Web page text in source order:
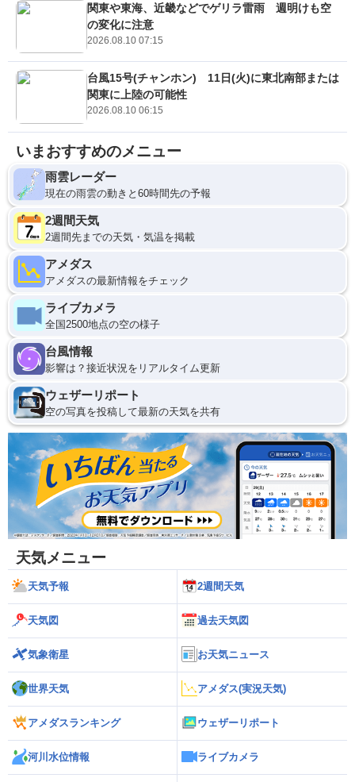
関東や東海、近畿などでゲリラ雷雨 週明けも空
の変化に注意
2026.08.10 07:15
台風15号(チャンホン) 11日(火)に東北南部または
関東に上陸の可能性
2026.08.10 06:15
いまおすすめのメニュー
雨雲レーダー
現在の雨雲の動きと60時間先の予報
2週間天気
2週間先までの天気・気温を掲載
アメダス
アメダスの最新情報をチェック
ライブカメラ
全国2500地点の空の様子
台風情報
影響は？接近状況をリアルタイム更新
ウェザーリポート
空の写真を投稿して最新の天気を共有
天気メニュー
天気予報 2週間天気
天気図 過去天気図
気象衛星 お天気ニュース
世界天気 アメダス(実況天気)
アメダスランキング ウェザーリポート
河川水位情報 ライブカメラ